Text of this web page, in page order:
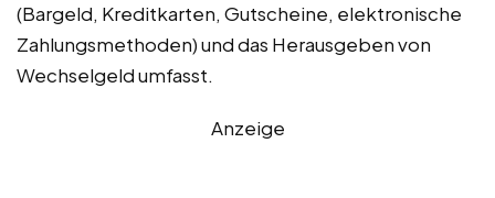
(Bargeld, Kreditkarten, Gutscheine, elektronische
Zahlungsmethoden) und das Herausgeben von
Wechselgeld umfasst.
Anzeige